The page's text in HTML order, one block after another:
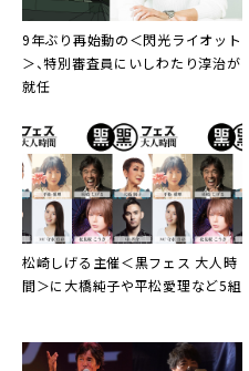
9年ぶり再始動の＜閃光ライオット
＞、特別審査員にいしわたり淳治が
就任
松崎しげる主催＜黒フェス 大人時
間＞に大橋純子や平松愛理など5組